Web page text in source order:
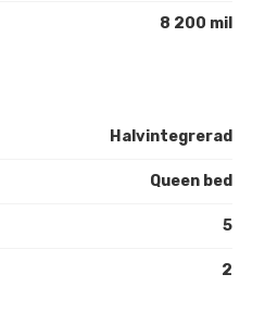
8 200 mil
Halvintegrerad
Queen bed
5
2